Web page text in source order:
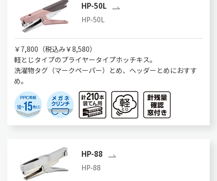
HP-50L
HP-50L
￥7,800（税込み￥8,580）
軽とじタイプのプライヤータイプホッチキス。
洗濯物タグ（マークペーパー）とめ、ヘッダーとめにおすす
め。
HP-88
HP-88